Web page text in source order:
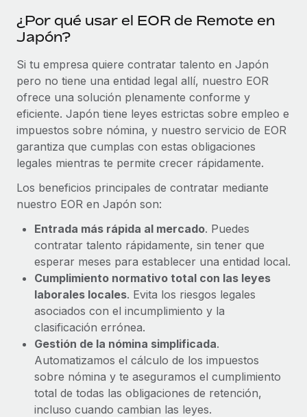
Más información
¿Por qué usar el EOR de Remote en
Japón?
Si tu empresa quiere contratar talento en Japón
pero no tiene una entidad legal allí, nuestro EOR
ofrece una solución plenamente conforme y
eficiente. Japón tiene leyes estrictas sobre empleo e
impuestos sobre nómina, y nuestro servicio de EOR
garantiza que cumplas con estas obligaciones
legales mientras te permite crecer rápidamente.
Los beneficios principales de contratar mediante
nuestro EOR en Japón son:
Entrada más rápida al mercado. Puedes
contratar talento rápidamente, sin tener que
esperar meses para establecer una entidad local.
Cumplimiento normativo total con las leyes
laborales locales. Evita los riesgos legales
asociados con el incumplimiento y la
clasificación errónea.
Gestión de la nómina simplificada.
Automatizamos el cálculo de los impuestos
sobre nómina y te aseguramos el cumplimiento
total de todas las obligaciones de retención,
incluso cuando cambian las leyes.